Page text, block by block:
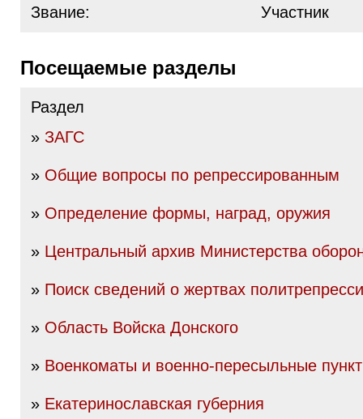
Звание:
Участник
Посещаемые разделы
Раздел
» ЗАГС
» Общие вопросы по репрессированным
» Определение формы, наград, оружия
» Центральный архив Министерства
» Поиск сведений о жертвах
» Область Войска Донского
» Военкоматы и военно-пересыльные
» Екатеринославская губерния